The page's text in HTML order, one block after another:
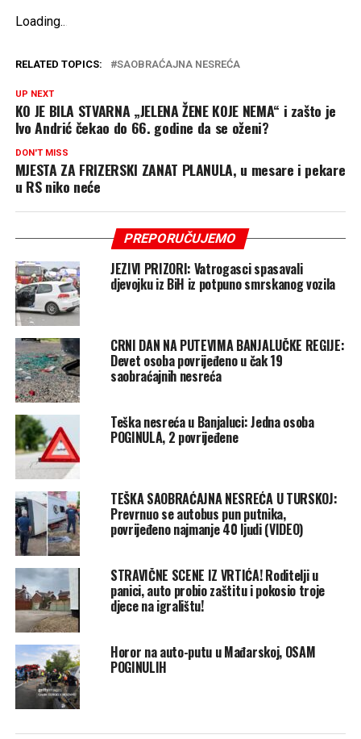
Loading..
RELATED TOPICS: SAOBRAĆAJNA NESREĆA
UP NEXT
KO JE BILA STVARNA „JELENA ŽENE KOJE NEMA“ i zašto je
Ivo Andrić čekao do 66. godine da se oženi?
DON'T MISS
MJESTA ZA FRIZERSKI ZANAT PLANULA, u mesare i pekare
u RS niko neće
PREPORUČUJEMO
JEZIVI PRIZORI: Vatrogasci spasavali
djevojku iz BiH iz potpuno smrskanog vozila
CRNI DAN NA PUTEVIMA BANJALUČKE REGIJE:
Devet osoba povrijeđeno u čak 19
saobraćajnih nesreća
Teška nesreća u Banjaluci: Jedna osoba
POGINULA, 2 povrijeđene
TEŠKA SAOBRAĆAJNA NESREĆA U TURSKOJ:
Prevrnuo se autobus pun putnika,
povrijeđeno najmanje 40 ljudi (VIDEO)
STRAVIČNE SCENE IZ VRTIĆA! Roditelji u
panici, auto probio zaštitu i pokosio troje
djece na igralištu!
Horor na auto-putu u Mađarskoj, OSAM
POGINULIH